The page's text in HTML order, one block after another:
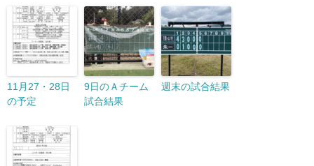
11月27・28日
の予定
9日のＡチーム
試合結果
週末の試合結果